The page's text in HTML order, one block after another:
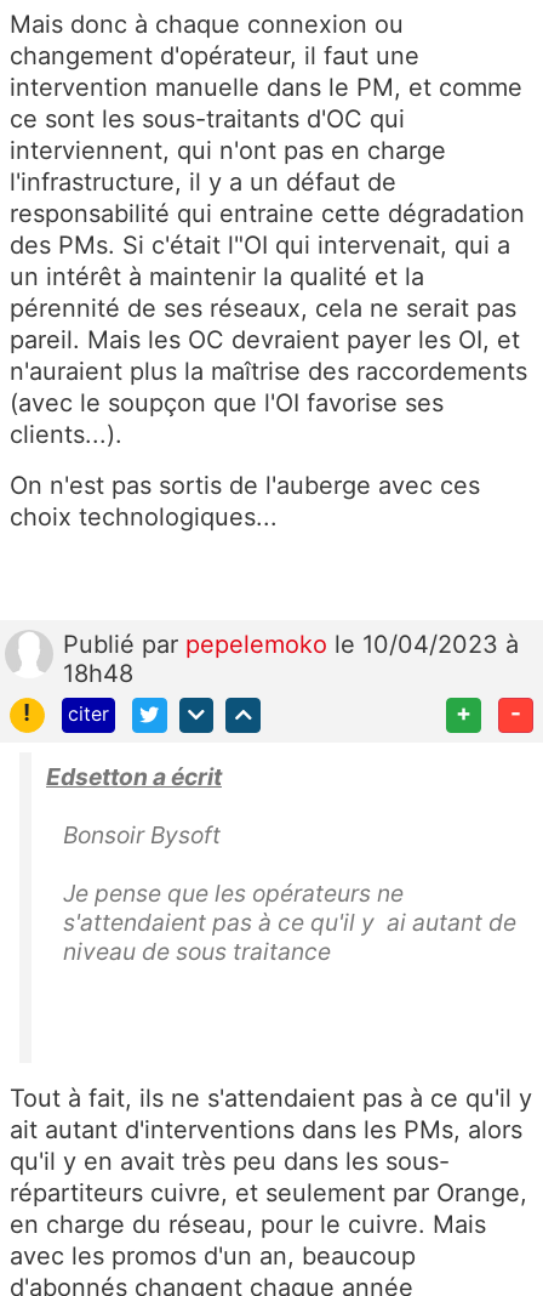
Mais donc à chaque connexion ou
changement d'opérateur, il faut une
intervention manuelle dans le PM, et comme
ce sont les sous-traitants d'OC qui
interviennent, qui n'ont pas en charge
l'infrastructure, il y a un défaut de
responsabilité qui entraine cette dégradation
des PMs. Si c'était l"OI qui intervenait, qui a
un intérêt à maintenir la qualité et la
pérennité de ses réseaux, cela ne serait pas
pareil. Mais les OC devraient payer les OI, et
n'auraient plus la maîtrise des raccordements
(avec le soupçon que l'OI favorise ses
clients...).
On n'est pas sortis de l'auberge avec ces
choix technologiques...
Publié par pepelemoko le 10/04/2023 à
18h48
!
citer + -
Edsetton a écrit
Bonsoir Bysoft
Je pense que les opérateurs ne
s'attendaient pas à ce qu'il y ai autant de
niveau de sous traitance
Tout à fait, ils ne s'attendaient pas à ce qu'il y
ait autant d'interventions dans les PMs, alors
qu'il y en avait très peu dans les sous-
répartiteurs cuivre, et seulement par Orange,
en charge du réseau, pour le cuivre. Mais
avec les promos d'un an, beaucoup
d'abonnés changent chaque année